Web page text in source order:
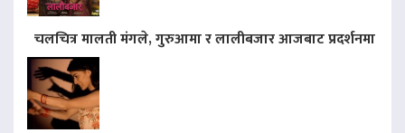
चलचित्र मालती मंगले, गुरुआमा र लालीबजार आजबाट प्रदर्शनमा